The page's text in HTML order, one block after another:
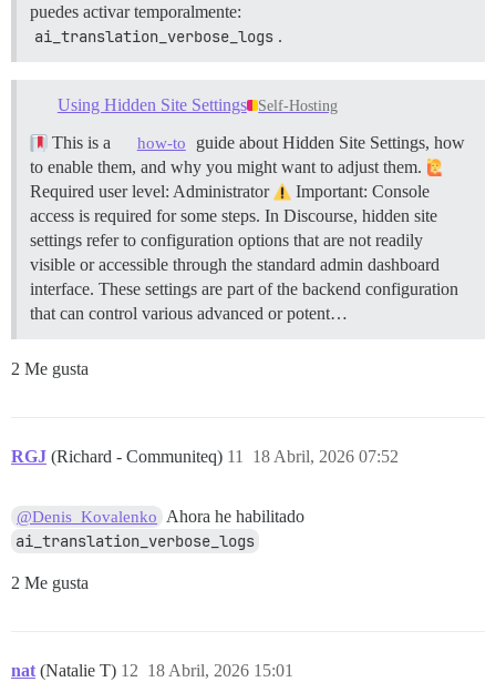
puedes activar temporalmente:
ai_translation_verbose_logs .
Using Hidden Site Settings Self-Hosting
This is a how-to
guide about Hidden Site Settings, how
to enable them, and why you might want to adjust them.
Required user level: Administrator
Important: Console
access is required for some steps. In Discourse, hidden site
settings refer to configuration options that are not readily
visible or accessible through the standard admin dashboard
interface. These settings are part of the backend configuration
that can control various advanced or potent…
2 Me gusta
RGJ (Richard - Communiteq) 18 Abril, 2026 07:52
11
@Denis_Kovalenko Ahora he habilitado
ai_translation_verbose_logs
2 Me gusta
nat (Natalie T) 18 Abril, 2026 15:01
12